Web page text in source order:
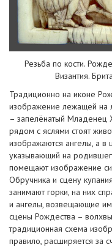
Резьба по кости.
Византия.
Традиционно на иконе
изображение лежащей на
– запелёнатый Младенец
рядом с яслями стоят
изображаются ангелы, а в
указывающий на
помещают изображение
Обручника и сцену
занимают горки, на них
и ангелы, возвещающие
сцены Рождества –
традиционная схема
правило, расширяется за